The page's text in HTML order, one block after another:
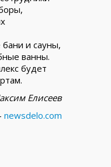
и сауны,
ванны.
будет
Елисеев
newsdelo.com